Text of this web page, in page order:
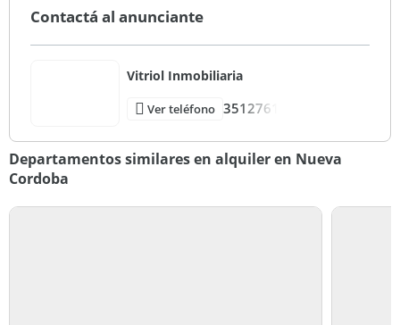
Contactá al anunciante
Vitriol Inmobiliaria
Ver teléfono 3512761
Departamentos similares en alquiler en Nueva
Cordoba